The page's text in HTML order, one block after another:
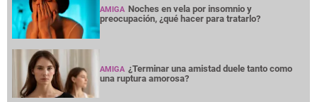
AMIGA Noches en vela por insomnio y
preocupación, ¿qué hacer para tratarlo?
AMIGA ¿Terminar una amistad duele tanto como
una ruptura amorosa?